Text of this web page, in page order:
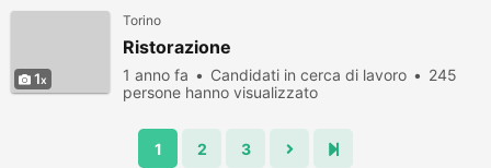
1
Torino
Ristorazione
1 anno fa Candidati in cerca di lavoro
245
persone hanno visualizzato
1 2 3